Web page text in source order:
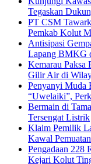
Tegaskan
PT CSM
Pemkab Kolut
Antisipasi
Lapang BMKG
Kemarau Paksa
Gilir Air di
Penyanyi Muda
“Uwelaiki”,
Bermain di
Tersengat Listrik
Klaim Pemilik
Kawal
Pengadaan 228
Kejari Kolut